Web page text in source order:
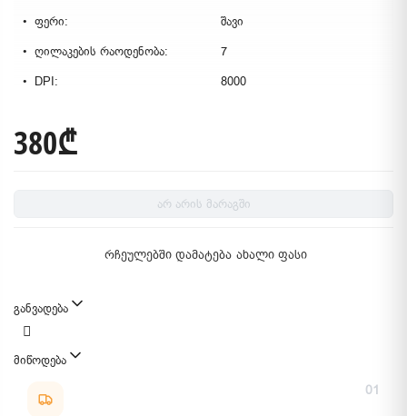
ფერი:
შავი
ღილაკების რაოდენობა:
7
DPI:
8000
380₾
არ არის მარაგში
რჩეულებში დამატება ახალი ფასი
განვადება
მიწოდება
01